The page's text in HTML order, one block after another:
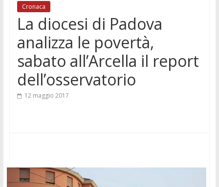
Cronaca
La diocesi di Padova
analizza le povertà,
sabato all’Arcella il report
dell’osservatorio
12 maggio 2017